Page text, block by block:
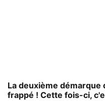
La deuxième
frappé ! Cette fois-ci,